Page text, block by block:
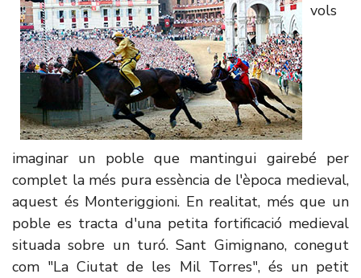
vols
imaginar un poble que mantingui gairebé per
complet la més pura essència de l'època medieval,
aquest és Monteriggioni. En realitat, més que un
poble es tracta d'una petita fortificació medieval
situada sobre un turó. Sant Gimignano, conegut
com "La Ciutat de les Mil Torres", és un petit